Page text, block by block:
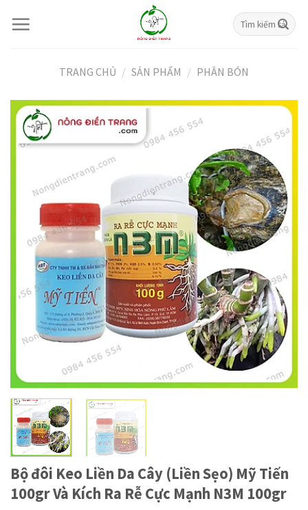
Tìm
kiếm:
TRANG CHỦ / SẢN PHẨM / PHÂN BÓN
Bộ đôi Keo Liền Da Cây (Liền Sẹo) Mỹ Tiến
100gr Và Kích Ra Rễ Cực Mạnh N3M 100gr